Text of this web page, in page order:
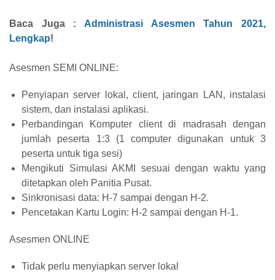
Baca Juga : Administrasi Asesmen Tahun 2021,
Lengkap!
Asesmen SEMI ONLINE:
Penyiapan server lokal, client, jaringan LAN, instalasi
sistem, dan instalasi aplikasi.
Perbandingan Komputer client di madrasah dengan
jumlah peserta 1:3 (1 computer digunakan untuk 3
peserta untuk tiga sesi)
Mengikuti Simulasi AKMI sesuai dengan waktu yang
ditetapkan oleh Panitia Pusat.
Sinkronisasi data: H-7 sampai dengan H-2.
Pencetakan Kartu Login: H-2 sampai dengan H-1.
Asesmen ONLINE
Tidak perlu menyiapkan server lokal